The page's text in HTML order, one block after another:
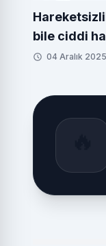
bile ciddi
04 Aralık 2025